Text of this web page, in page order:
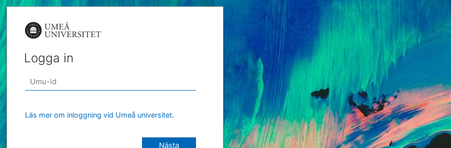
Logga in
Läs mer om inloggning vid Umeå universitet.
Nästa